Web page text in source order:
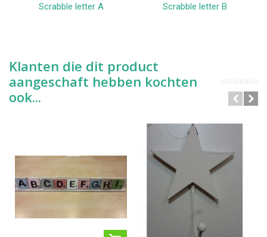
Scrabble letter A Scrabble letter B
Klanten die dit product
aangeschaft hebben kochten
ook...